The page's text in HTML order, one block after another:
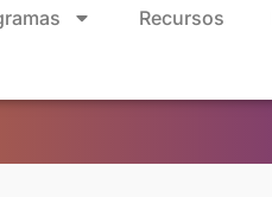
Recursos